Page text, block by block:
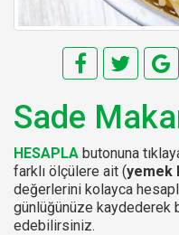
Sade
HESAPLA butonuna
farklı ölçülere ait (yemek
değerlerini kolayca
günlüğünüze
edebilirsiniz.